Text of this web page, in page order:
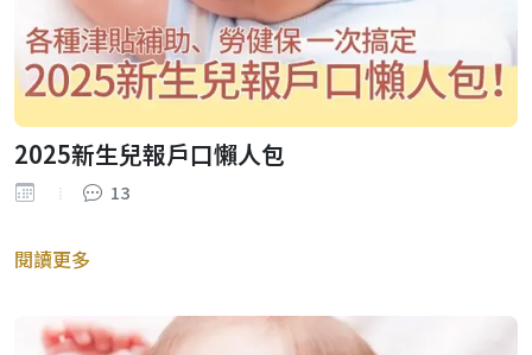
2025新生兒報戶口懶人包
13
閱讀更多